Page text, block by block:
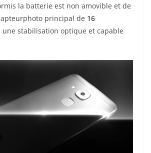
la batterie est non amovible et de
principal de 16
une stabilisation optique et capable